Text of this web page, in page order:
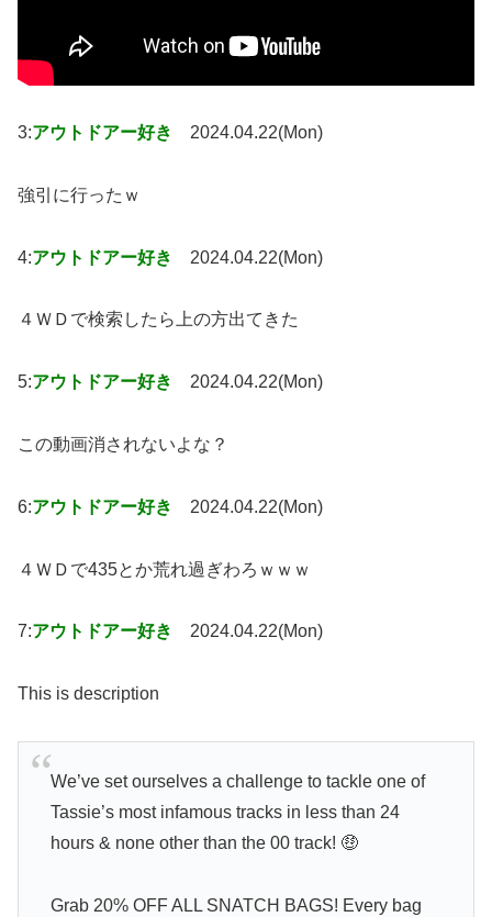
3:アウトドアー好き 2024.04.22(Mon)
強引に行ったｗ
4:アウトドアー好き 2024.04.22(Mon)
４ＷＤで検索したら上の方出てきた
5:アウトドアー好き 2024.04.22(Mon)
この動画消されないよな？
6:アウトドアー好き 2024.04.22(Mon)
４ＷＤで435とか荒れ過ぎわろｗｗｗ
7:アウトドアー好き 2024.04.22(Mon)
This is description
We’ve set ourselves a challenge to tackle one of
Tassie’s most infamous tracks in less than 24
hours & none other than the 00 track! 🤑
Grab 20% OFF ALL SNATCH BAGS! Every bag